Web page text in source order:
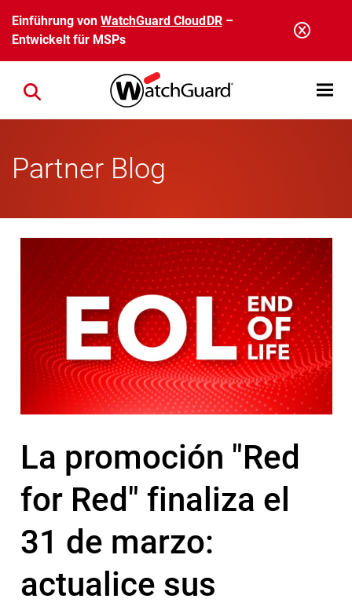
Direkt zum Inhalt
Einführung vonWatchGuard CloudDR–
Entwickelt für MSPs
Open
Close search
Partner Blog
La promoción "Red
for Red" finaliza el
31 de marzo:
actualice sus